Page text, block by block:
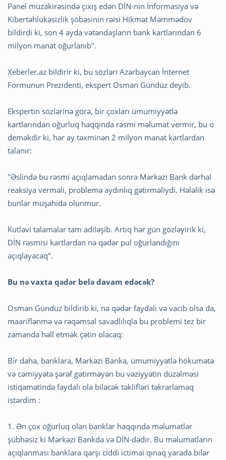
Panel müzakirəsində çıxış edən DİN-nin İnformasiya və
Kibertəhlükəsizlik şöbəsinin rəisi Hikmət Məmmədov
bildirdi ki, son 4 ayda vətəndaşların bank kartlarından 6
milyon manat oğurlanıb".
Xeberler.az bildirir ki, bu sözləri Azərbaycan İnternet
Formunun Prezidenti, ekspert Osman Gündüz deyib.
Ekspertin sözlərinə görə, bir çoxları ümumiyyətlə
kartlarından oğurluq haqqında rəsmi məlumat vermir, bu o
deməkdir ki, hər ay təxminən 2 milyon manat kartlardan
talanır:
"Əslində bu rəsmi açıqlamadan sonra Mərkəzi Bank dərhal
reaksiya verməli, problemə aydınlıq gətirməliydi. Hələlik isə
bunlar müşahidə olunmur.
Kütləvi talamalar tam adiləşib. Artıq hər gün gözləyirik ki,
DİN rəsmisi kartlardan nə qədər pul oğurlandığını
açıqlayacaq".
Bu nə vaxta qədər belə davam edəcək?
Osman Gündüz bildirib ki, nə qədər faydalı və vacib olsa da,
maariflənmə və rəqəmsal savadlılıqla bu problemi tez bir
zamanda həll etmək çətin olacaq:
Bir daha, banklara, Mərkəzi Banka, ümumiyyətlə hökumətə
və cəmiyyətə şərəf gətirməyən bu vəziyyətin düzəlməsi
istiqamətində faydalı ola biləcək təklifləri təkrarlamaq
istərdim :
1. Ən çox oğurluq olan banklar haqqında məlumatlar
şübhəsiz ki Mərkəzi Bankda və DİN-dədir. Bu məlumatların
açıqlanması banklara qarşı ciddi ictimai qınaq yarada bilər